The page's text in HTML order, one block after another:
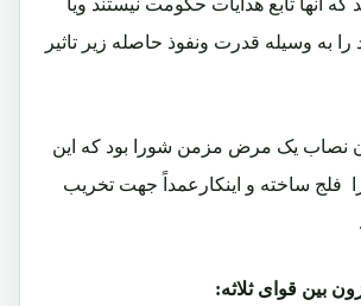
آنها تابع هدایات حکومت نیستند ویا
را به وسیله قدرت ونفوذ حاصله زیر تاثیر
نصاب یک مرض مزمن شورا بود که این
فلج ساخته و اینکارعمداً جهت تخریب